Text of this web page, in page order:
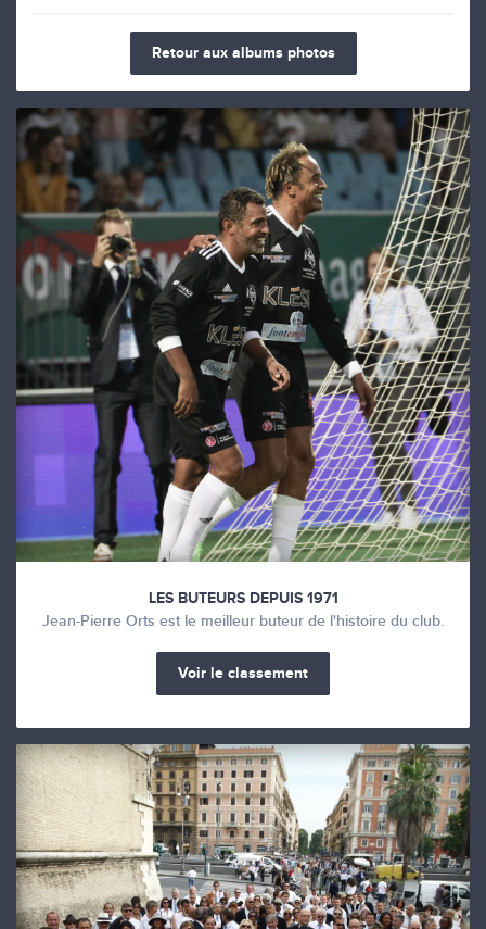
Retour aux albums photos
LES BUTEURS DEPUIS 1971
Jean-Pierre Orts est le meilleur buteur de l'histoire du club.
Voir le classement